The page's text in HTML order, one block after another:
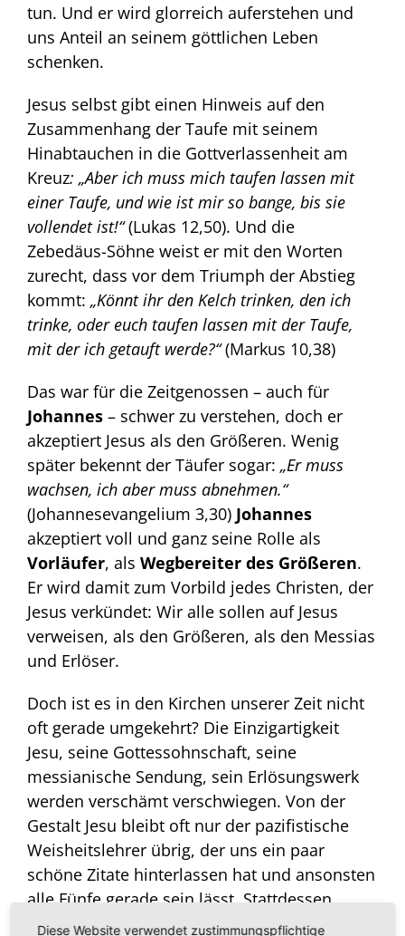
tun. Und er wird glorreich auferstehen und
uns Anteil an seinem göttlichen Leben
schenken.
Jesus selbst gibt einen Hinweis auf den
Zusammenhang der Taufe mit seinem
Hinabtauchen in die Gottverlassenheit am
Kreuz: „Aber ich muss mich taufen lassen mit
einer Taufe, und wie ist mir so bange, bis sie
vollendet ist!“(Lukas 12,50). Und die
Zebedäus-Söhne weist er mit den Worten
zurecht, dass vor dem Triumph der Abstieg
kommt: „Könnt ihr den Kelch trinken, den ich
trinke, oder euch taufen lassen mit der Taufe,
mit der ich getauft werde?“(Markus 10,38)
Das war für die Zeitgenossen – auch für
Johannes – schwer zu verstehen, doch er
akzeptiert Jesus als den Größeren. Wenig
später bekennt der Täufer sogar: „Er muss
wachsen, ich aber muss abnehmen.“
(Johannesevangelium 3,30) Johannes
akzeptiert voll und ganz seine Rolle als
Vorläufer, als Wegbereiter des Größeren.
Er wird damit zum Vorbild jedes Christen, der
Jesus verkündet: Wir alle sollen auf Jesus
verweisen, als den Größeren, als den Messias
und Erlöser.
Doch ist es in den Kirchen unserer Zeit nicht
oft gerade umgekehrt? Die Einzigartigkeit
Jesu, seine Gottessohnschaft, seine
messianische Sendung, sein Erlösungswerk
werden verschämt verschwiegen. Von der
Gestalt Jesu bleibt oft nur der pazifistische
Weisheitslehrer übrig, der uns ein paar
schöne Zitate hinterlassen hat und ansonsten
alle Fünfe gerade sein lässt. Stattdessen
bemühen sich die Kirchen um Anerkennung
Diese Website verwendet zustimmungspflichtige